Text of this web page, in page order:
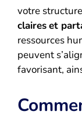
votre
claireset
ressources
peuvent
favorisant,